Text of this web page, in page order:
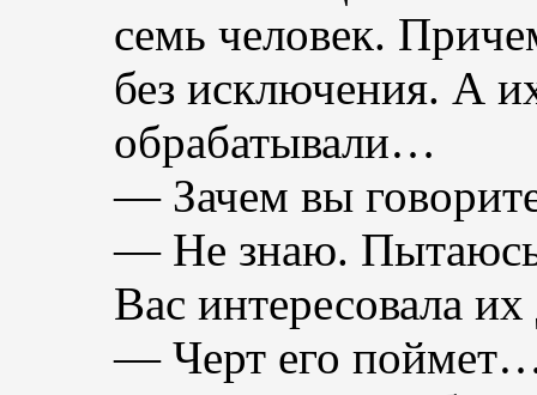
семь человек.
без исключения. А
обрабатывали…
— Зачем вы
— Не знаю. Пытаюсь
Вас интересовала
— Черт его